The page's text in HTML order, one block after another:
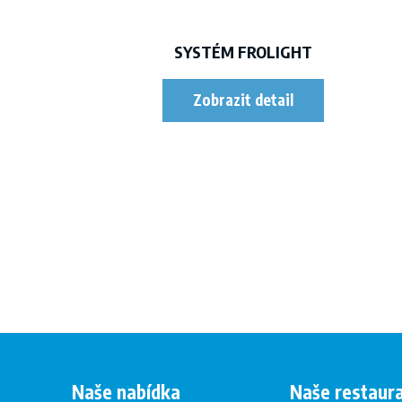
SYSTÉM FROLIGHT
Naše nabídka
Naše